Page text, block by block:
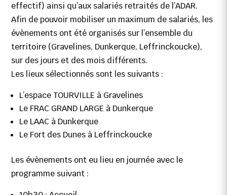
effectif) ainsi qu’aux salariés retraités de l’ADAR.
Afin de pouvoir mobiliser un maximum de salariés, les
évènements ont été organisés sur l’ensemble du
territoire (Gravelines, Dunkerque, Leffrinckoucke),
sur des jours et des mois différents.
Les lieux sélectionnés sont les suivants :
L’espace TOURVILLE à Gravelines
Le FRAC GRAND LARGE à Dunkerque
Le LAAC à Dunkerque
Le Fort des Dunes à Leffrinckoucke
Les évènements ont eu lieu en journée avec le
programme suivant :